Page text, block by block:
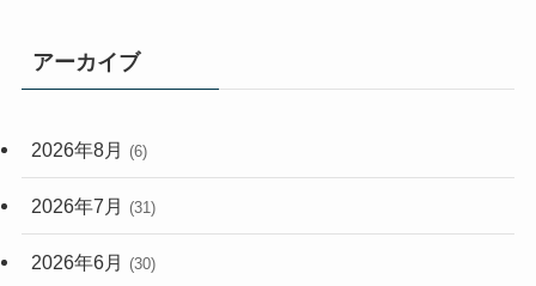
(33)
(248)
アーカイブ
2026年8月 (6)
2026年7月 (31)
2026年6月 (30)